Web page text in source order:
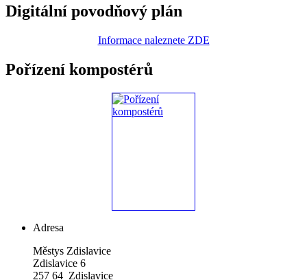
Digitální povodňový plán
Informace naleznete ZDE
Pořízení kompostérů
Adresa
Městys Zdislavice
Zdislavice 6
257 64 Zdislavice